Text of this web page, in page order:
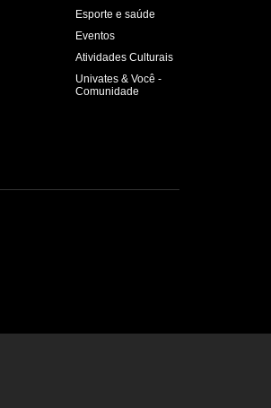
Esporte e saúde
Eventos
Atividades Culturais
Univates & Você -
Comunidade